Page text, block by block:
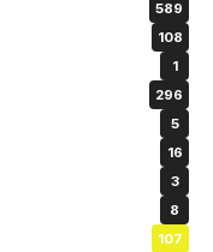
589
108
1
296
5
16
3
8
107